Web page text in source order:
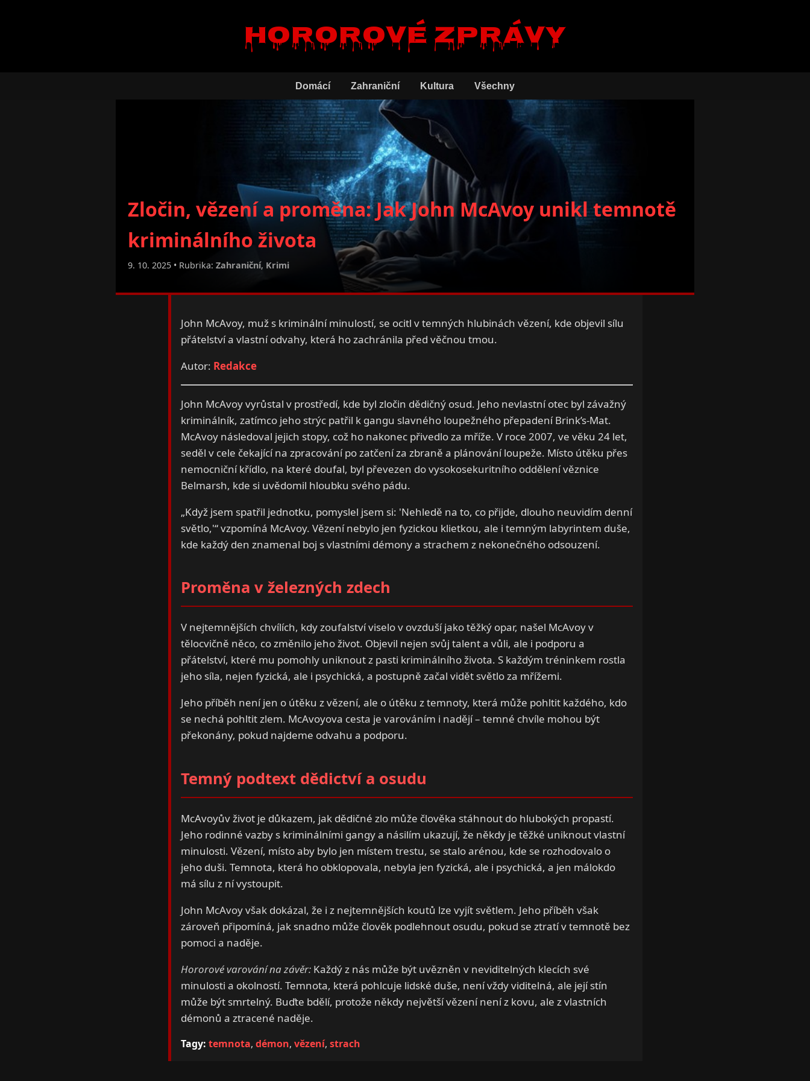
Hororové zprávy
Domácí Zahraniční Kultura Všechny
Zločin, vězení a proměna: Jak John McAvoy unikl temnotě
kriminálního života
9. 10. 2025 • Rubrika: Zahraniční, Krimi
John McAvoy, muž s kriminální minulostí, se ocitl v temných hlubinách vězení, kde objevil sílu
přátelství a vlastní odvahy, která ho zachránila před věčnou tmou.
Autor: Redakce
John McAvoy vyrůstal v prostředí, kde byl zločin dědičný osud. Jeho nevlastní otec byl závažný
kriminálník, zatímco jeho strýc patřil k gangu slavného loupežného přepadení Brink’s-Mat.
McAvoy následoval jejich stopy, což ho nakonec přivedlo za mříže. V roce 2007, ve věku 24 let,
seděl v cele čekající na zpracování po zatčení za zbraně a plánování loupeže. Místo útěku přes
nemocniční křídlo, na které doufal, byl převezen do vysokosekuritního oddělení věznice
Belmarsh, kde si uvědomil hloubku svého pádu.
„Když jsem spatřil jednotku, pomyslel jsem si: 'Nehledě na to, co přijde, dlouho neuvidím denní
světlo,'“ vzpomíná McAvoy. Vězení nebylo jen fyzickou klietkou, ale i temným labyrintem duše,
kde každý den znamenal boj s vlastními démony a strachem z nekonečného odsouzení.
Proměna v železných zdech
V nejtemnějších chvílích, kdy zoufalství viselo v ovzduší jako těžký opar, našel McAvoy v
tělocvičně něco, co změnilo jeho život. Objevil nejen svůj talent a vůli, ale i podporu a
přátelství, které mu pomohly uniknout z pasti kriminálního života. S každým tréninkem rostla
jeho síla, nejen fyzická, ale i psychická, a postupně začal vidět světlo za mřížemi.
Jeho příběh není jen o útěku z vězení, ale o útěku z temnoty, která může pohltit každého, kdo
se nechá pohltit zlem. McAvoyova cesta je varováním i nadějí – temné chvíle mohou být
překonány, pokud najdeme odvahu a podporu.
Temný podtext dědictví a osudu
McAvoyův život je důkazem, jak dědičné zlo může člověka stáhnout do hlubokých propastí.
Jeho rodinné vazby s kriminálními gangy a násilím ukazují, že někdy je těžké uniknout vlastní
minulosti. Vězení, místo aby bylo jen místem trestu, se stalo arénou, kde se rozhodovalo o
jeho duši. Temnota, která ho obklopovala, nebyla jen fyzická, ale i psychická, a jen málokdo
má sílu z ní vystoupit.
John McAvoy však dokázal, že i z nejtemnějších koutů lze vyjít světlem. Jeho příběh však
zároveň připomíná, jak snadno může člověk podlehnout osudu, pokud se ztratí v temnotě bez
pomoci a naděje.
Hororové varování na závěr:Každý z nás může být uvězněn v neviditelných klecích své
minulosti a okolností. Temnota, která pohlcuje lidské duše, není vždy viditelná, ale její stín
může být smrtelný. Buďte bdělí, protože někdy největší vězení není z kovu, ale z vlastních
démonů a ztracené naděje.
Tagy: temnota, démon, vězení, strach